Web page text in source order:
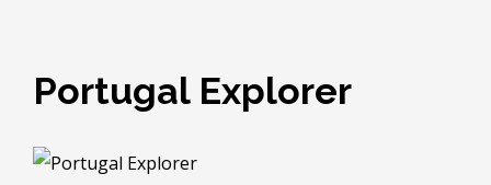
Portugal Explorer